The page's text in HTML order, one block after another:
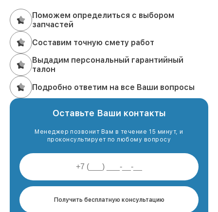
Поможем определиться с выбором
запчастей
Составим точную смету работ
Выдадим персональный гарантийный
талон
Подробно ответим на все Ваши вопросы
Оставьте Ваши контакты
Менеджер позвонит Вам в течение 15 минут, и
проконсультирует по любому вопросу
Получить бесплатную консультацию